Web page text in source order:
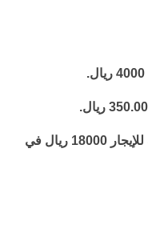
متوسط سعر الشقق 3 غرف المتاحة للإيجار 18000 ريال في